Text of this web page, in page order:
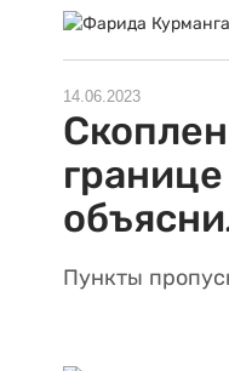
14.06.2023
Пункты